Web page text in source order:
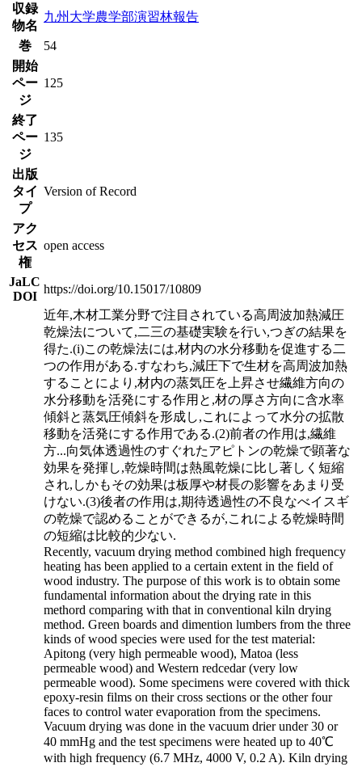
収録
物名
九州大学農学部演習林報告
巻
54
開始
ペー
ジ
125
終了
ペー
ジ
135
出版
タイ
プ
Version of Record
アク
セス
権
open access
JaLC
DOI
https://doi.org/10.15017/10809
近年,木材工業分野で注目されている高周波加熱減圧
乾燥法について,二三の基礎実験を行い,つぎの結果を
得た.(i)この乾燥法には,材内の水分移動を促進する二
つの作用がある.すなわち,減圧下で生材を高周波加熱
することにより,材内の蒸気圧を上昇させ繊維方向の
水分移動を活発にする作用と,材の厚さ方向に含水率
傾斜と蒸気圧傾斜を形成し,これによって水分の拡散
移動を活発にする作用である.(2)前者の作用は,繊維
方...向気体透過性のすぐれたアピトンの乾燥で顕著な
効果を発揮し,乾燥時間は熱風乾燥に比し著しく短縮
され,しかもその効果は板厚や材長の影響をあまり受
けない.(3)後者の作用は,期待透過性の不良なべイスギ
の乾燥で認めることができるが,これによる乾燥時間
の短縮は比較的少ない.
Recently, vacuum drying method combined high frequency
heating has been applied to a certain extent in the field of
wood industry. The purpose of this work is to obtain some
fundamental information about the drying rate in this
methord comparing with that in conventional kiln drying
method. Green boards and dimention lumbers from the three
kinds of wood species were used for the test material:
Apitong (very high permeable wood), Matoa (less
permeable wood) and Western redcedar (very low
permeable wood). Some specimens were covered with thick
epoxy-resin films on their cross sections or the other four
faces to control water evaporation from the specimens.
Vacuum drying was done in the vacuum drier under 30 or
40 mmHg and the test specimens were heated up to 40℃
with high frequency (6.7 MHz, 4000 V, 0.2 A). Kiln drying